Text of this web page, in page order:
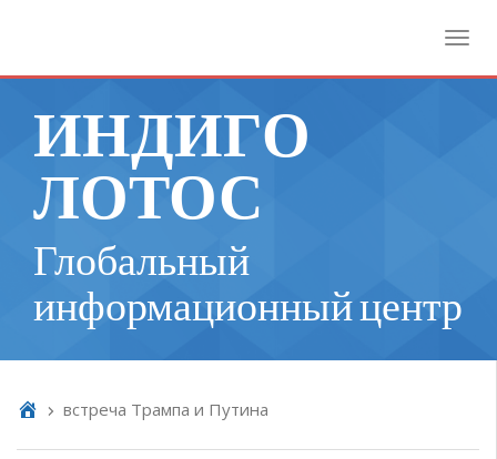
ИНДИГО
ЛОТОС
Глобальный
информационный центр
встреча Трампа и Путина